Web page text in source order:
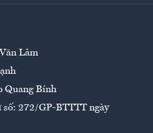
Lâm
Quang Bính
272/GP-BTTTT ngày